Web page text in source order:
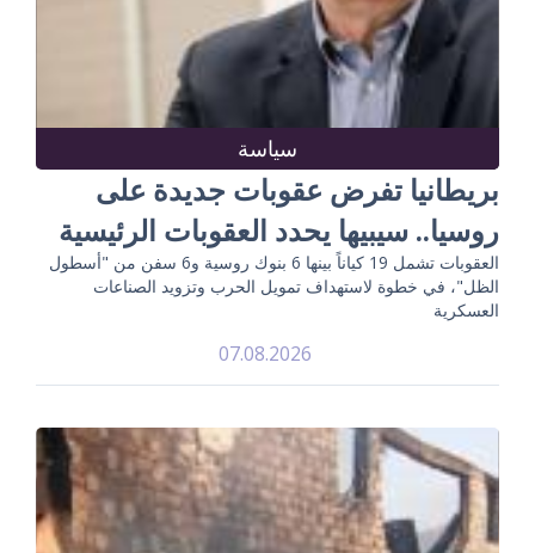
سياسة
بريطانيا تفرض عقوبات جديدة على
روسيا.. سيبيها يحدد العقوبات الرئيسية
العقوبات تشمل 19 كياناً بينها 6 بنوك روسية و6 سفن من "أسطول
الظل"، في خطوة لاستهداف تمويل الحرب وتزويد الصناعات
العسكرية
07.08.2026